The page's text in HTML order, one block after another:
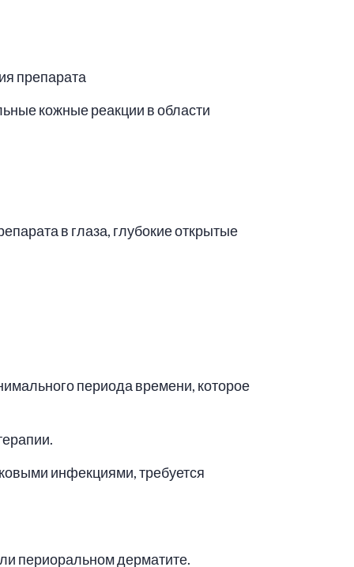
препарата
кожные реакции в области
в глаза, глубокие открытые
периода времени, которое
инфекциями, требуется
периоральном дерматите.